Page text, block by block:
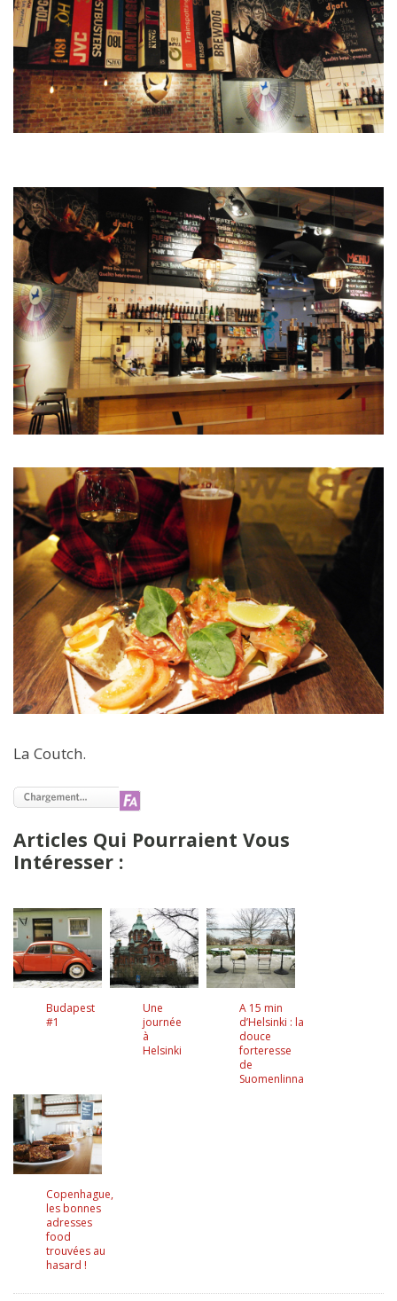
La Coutch.
Articles Qui Pourraient Vous
Intéresser :
Budapest
#1
Une
journée
à
Helsinki
A 15 min
d’Helsinki : la
douce
forteresse
de
Suomenlinna
Copenhague,
les bonnes
adresses
food
trouvées au
hasard !